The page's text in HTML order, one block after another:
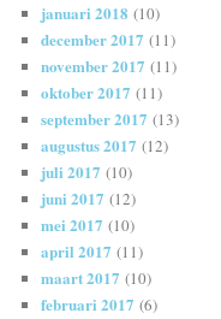
januari 2018 (10)
december 2017 (11)
november 2017 (11)
oktober 2017 (11)
september 2017 (13)
augustus 2017 (12)
juli 2017 (10)
juni 2017 (12)
mei 2017 (10)
april 2017 (11)
maart 2017 (10)
februari 2017 (6)